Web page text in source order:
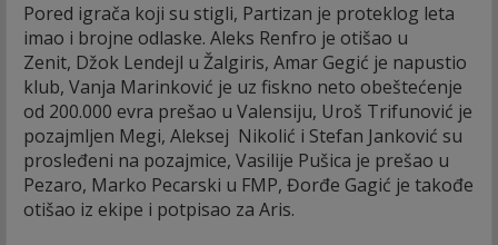
Pored igrača koji su stigli, Partizan je proteklog leta
imao i brojne odlaske. Aleks Renfro je otišao u
Zenit, Džok Lendejl u Žalgiris, Amar Gegić je napustio
klub, Vanja Marinković je uz fiskno neto obeštećenje
od 200.000 evra prešao u Valensiju, Uroš Trifunović je
pozajmljen Megi, Aleksej Nikolić i Stefan Janković su
prosleđeni na pozajmice, Vasilije Pušica je prešao u
Pezaro, Marko Pecarski u FMP, Đorđe Gagić je takođe
otišao iz ekipe i potpisao za Aris.